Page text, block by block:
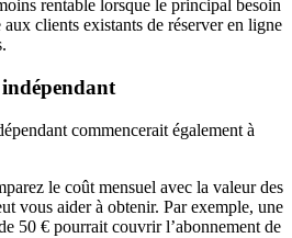
rentable lorsque le principal besoin
clients existants de réserver en ligne
commencerait également à
le coût mensuel avec la valeur des
vous aider à obtenir. Par exemple, une
50 € pourrait couvrir l’abonnement de